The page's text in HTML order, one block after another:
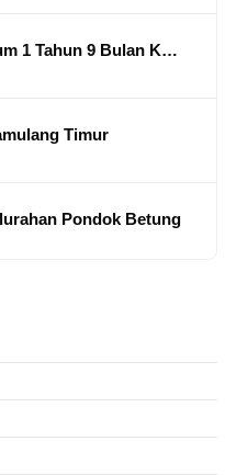
1 Tahun 9 Bulan K…
Timur
Pondok Betung